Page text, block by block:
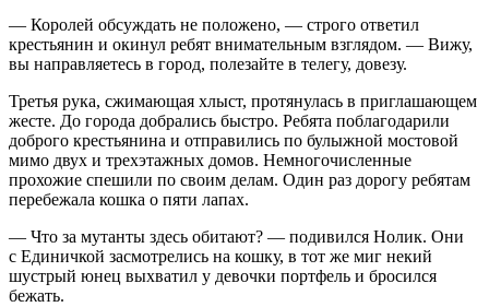
— Королей обсуждать не положено, — строго ответил
крестьянин и окинул ребят внимательным взглядом. — Вижу,
вы направляетесь в город, полезайте в телегу, довезу.
Третья рука, сжимающая хлыст, протянулась в приглашающем
жесте. До города добрались быстро. Ребята поблагодарили
доброго крестьянина и отправились по булыжной мостовой
мимо двух и трехэтажных домов. Немногочисленные
прохожие спешили по своим делам. Один раз дорогу ребятам
перебежала кошка о пяти лапах.
— Что за мутанты здесь обитают? — подивился Нолик. Они
с Единичкой засмотрелись на кошку, в тот же миг некий
шустрый юнец выхватил у девочки портфель и бросился
бежать.